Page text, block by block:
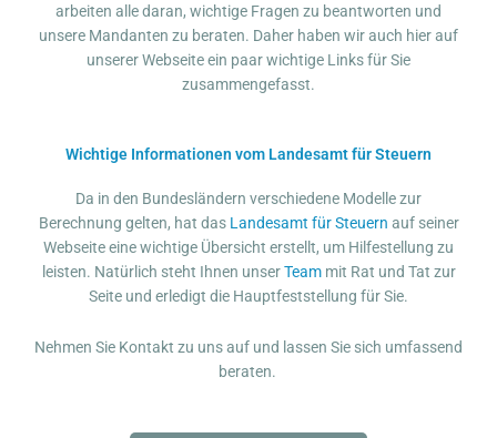
arbeiten alle daran, wichtige Fragen zu beantworten und
unsere Mandanten zu beraten. Daher haben wir auch hier auf
unserer Webseite ein paar wichtige Links für Sie
zusammengefasst.
Wichtige Informationen vom Landesamt für Steuern
Da in den Bundesländern verschiedene Modelle zur
Berechnung gelten, hat das Landesamt für Steuern auf seiner
Webseite eine wichtige Übersicht erstellt, um Hilfestellung zu
leisten. Natürlich steht Ihnen unserTeammit Rat und Tat zur
Seite und erledigt die Hauptfeststellung für Sie.
Nehmen Sie Kontakt zu uns auf und lassen Sie sich umfassend
beraten.